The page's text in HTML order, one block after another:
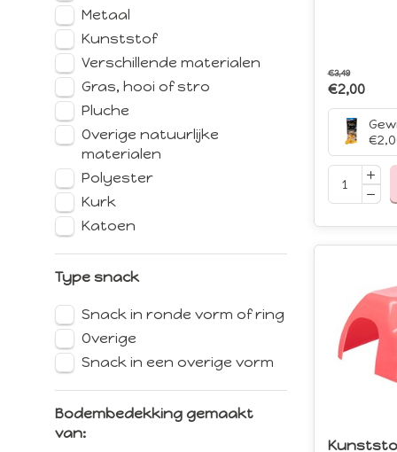
Metaal
Kunststof
Verschillende materialen
Gras, hooi of stro
Pluche
Overige natuurlijke
materialen
Polyester
Kurk
Katoen
Type snack
Snack in ronde vorm of ring
Overige
Snack in een overige vorm
Bodembedekking gemaakt
van:
Doch ook
Sinds het
op haar
€3,49
€2,00